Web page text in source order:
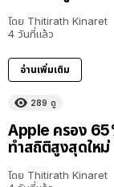
โดย Thitirath Kinaret
4 วันที่แล้ว
อ่านเพิ่มเติม
289 ดู
Apple ครอง
ทำสถิติสูงสุดใหม่
โดย Thitirath Kinaret